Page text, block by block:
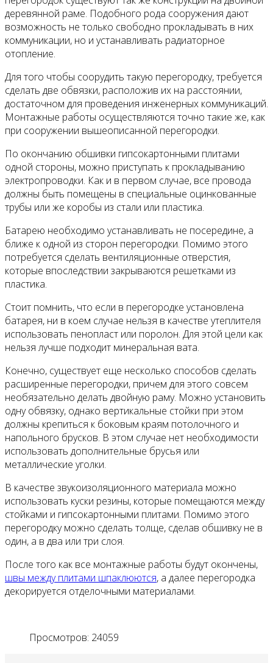
деревянной раме. Подобного рода сооружения дают
возможность не только свободно прокладывать в них
коммуникации, но и устанавливать радиаторное
отопление.
Для того чтобы соорудить такую перегородку, требуется
сделать две обвязки, расположив их на расстоянии,
достаточном для проведения инженерных коммуникаций.
Монтажные работы осуществляются точно такие же, как
при сооружении вышеописанной перегородки.
По окончанию обшивки гипсокартонными плитами
одной стороны, можно приступать к прокладыванию
электропроводки. Как и в первом случае, все провода
должны быть помещены в специальные оцинкованные
трубы или же коробы из стали или пластика.
Батарею необходимо устанавливать не посередине, а
ближе к одной из сторон перегородки. Помимо этого
потребуется сделать вентиляционные отверстия,
которые впоследствии закрываются решетками из
пластика.
Стоит помнить, что если в перегородке установлена
батарея, ни в коем случае нельзя в качестве утеплителя
использовать пенопласт или поролон. Для этой цели как
нельзя лучше подходит минеральная вата.
Конечно, существует еще несколько способов сделать
расширенные перегородки, причем для этого совсем
необязательно делать двойную раму. Можно установить
одну обвязку, однако вертикальные стойки при этом
должны крепиться к боковым краям потолочного и
напольного брусков. В этом случае нет необходимости
использовать дополнительные брусья или
металлические уголки.
В качестве звукоизоляционного материала можно
использовать куски резины, которые помещаются между
стойками и гипсокартонными плитами. Помимо этого
перегородку можно сделать толще, сделав обшивку не в
один, а в два или три слоя.
После того как все монтажные работы будут окончены,
швы между плитами шпаклюются, а далее перегородка
декорируется отделочными материалами.
Просмотров: 24059